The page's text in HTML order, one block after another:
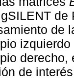
de
de